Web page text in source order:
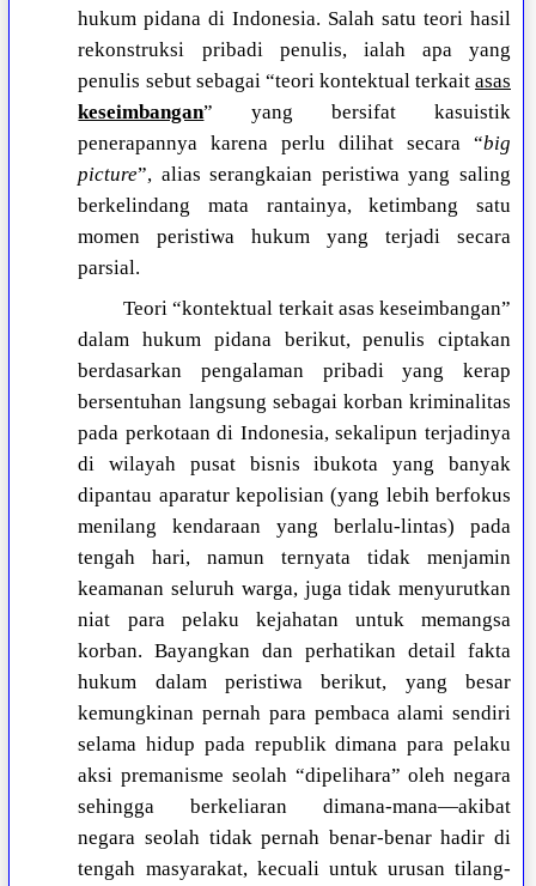
hukum pidana di Indonesia. Salah satu teori hasil
rekonstruksi pribadi penulis, ialah apa yang
penulis sebut sebagai “teori kontektual terkait asas
keseimbangan” yang bersifat kasuistik
penerapannya karena perlu dilihat secara “big
picture”, alias serangkaian peristiwa yang saling
berkelindang mata rantainya, ketimbang satu
momen peristiwa hukum yang terjadi secara
parsial.
Teori “kontektual terkait asas keseimbangan”
dalam hukum pidana berikut, penulis ciptakan
berdasarkan pengalaman pribadi yang kerap
bersentuhan langsung sebagai korban kriminalitas
pada perkotaan di Indonesia, sekalipun terjadinya
di wilayah pusat bisnis ibukota yang banyak
dipantau aparatur kepolisian (yang lebih berfokus
menilang kendaraan yang berlalu-lintas) pada
tengah hari, namun ternyata tidak menjamin
keamanan seluruh warga, juga tidak menyurutkan
niat para pelaku kejahatan untuk memangsa
korban. Bayangkan dan perhatikan detail fakta
hukum dalam peristiwa berikut, yang besar
kemungkinan pernah para pembaca alami sendiri
selama hidup pada republik dimana para pelaku
aksi premanisme seolah “dipelihara” oleh negara
sehingga berkeliaran dimana-mana—akibat
negara seolah tidak pernah benar-benar hadir di
tengah masyarakat, kecuali untuk urusan tilang-